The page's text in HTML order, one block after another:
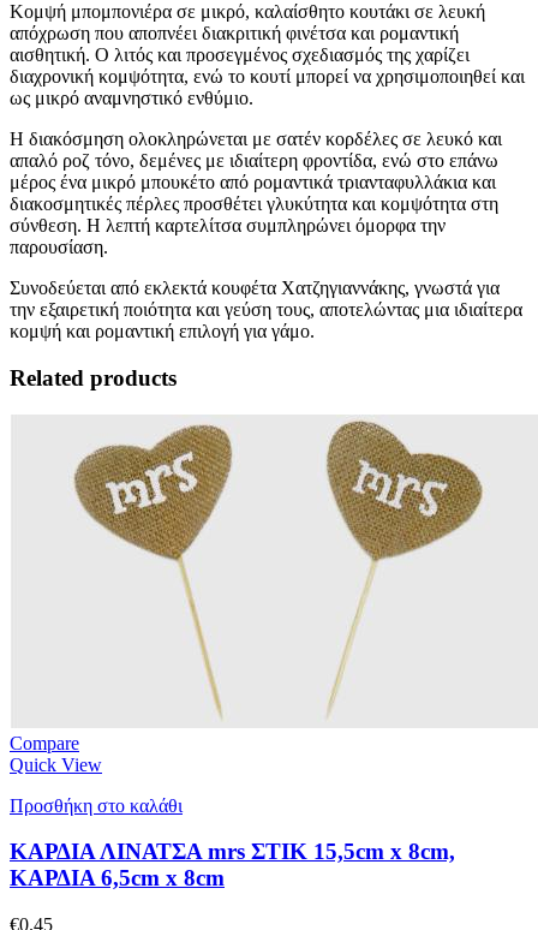
Κομψή μπομπονιέρα σε μικρό, καλαίσθητο κουτάκι σε λευκή
απόχρωση που αποπνέει διακριτική φινέτσα και ρομαντική
αισθητική. Ο λιτός και προσεγμένος σχεδιασμός της χαρίζει
διαχρονική κομψότητα, ενώ το κουτί μπορεί να χρησιμοποιηθεί και
ως μικρό αναμνηστικό ενθύμιο.
Η διακόσμηση ολοκληρώνεται με σατέν κορδέλες σε λευκό και
απαλό ροζ τόνο, δεμένες με ιδιαίτερη φροντίδα, ενώ στο επάνω
μέρος ένα μικρό μπουκέτο από ρομαντικά τριανταφυλλάκια και
διακοσμητικές πέρλες προσθέτει γλυκύτητα και κομψότητα στη
σύνθεση. Η λεπτή καρτελίτσα συμπληρώνει όμορφα την
παρουσίαση.
Συνοδεύεται από εκλεκτά κουφέτα Χατζηγιαννάκης, γνωστά για
την εξαιρετική ποιότητα και γεύση τους, αποτελώντας μια ιδιαίτερα
κομψή και ρομαντική επιλογή για γάμο.
Related products
Compare
Quick View
Προσθήκη στο καλάθι
ΚΑΡΔΙΑ ΛΙΝΑΤΣΑ mrs ΣΤΙΚ 15,5cm x 8cm,
ΚΑΡΔΙΑ 6,5cm x 8cm
€0.45